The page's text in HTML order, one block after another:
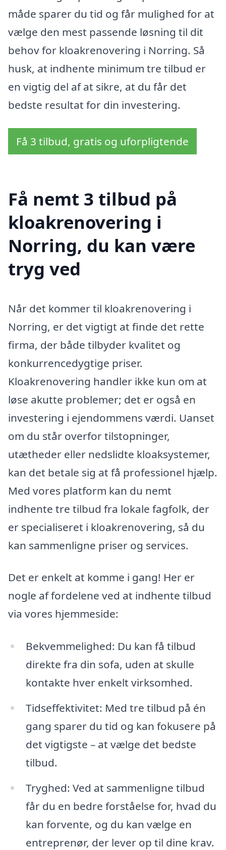
måde sparer du tid og får mulighed for at
vælge den mest passende løsning til dit
behov for kloakrenovering i Norring. Så
husk, at indhente minimum tre tilbud er
en vigtig del af at sikre, at du får det
bedste resultat for din investering.
Få 3 tilbud, gratis og uforpligtende
Få nemt 3 tilbud på
kloakrenovering i
Norring, du kan være
tryg ved
Når det kommer til kloakrenovering i
Norring, er det vigtigt at finde det rette
firma, der både tilbyder kvalitet og
konkurrencedygtige priser.
Kloakrenovering handler ikke kun om at
løse akutte problemer; det er også en
investering i ejendommens værdi. Uanset
om du står overfor tilstopninger,
utætheder eller nedslidte kloaksystemer,
kan det betale sig at få professionel hjælp.
Med vores platform kan du nemt
indhente tre tilbud fra lokale fagfolk, der
er specialiseret i kloakrenovering, så du
kan sammenligne priser og services.
Det er enkelt at komme i gang! Her er
nogle af fordelene ved at indhente tilbud
via vores hjemmeside:
Bekvemmelighed: Du kan få tilbud
direkte fra din sofa, uden at skulle
kontakte hver enkelt virksomhed.
Tidseffektivitet: Med tre tilbud på én
gang sparer du tid og kan fokusere på
det vigtigste – at vælge det bedste
tilbud.
Tryghed: Ved at sammenligne tilbud
får du en bedre forståelse for, hvad du
kan forvente, og du kan vælge en
entreprenør, der lever op til dine krav.